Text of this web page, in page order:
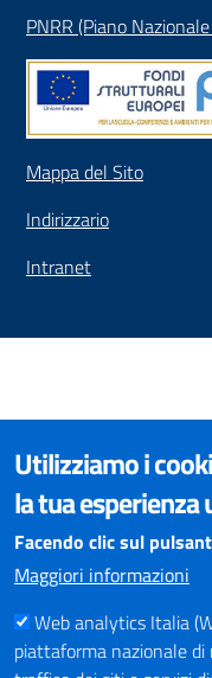
PNRR (Piano
Mappa del Sito
Indirizzario
Intranet
Utilizziamo i
la tua esperienza
Facendo clic sul
Maggiori informazioni
Web analytics Italia
piattaforma nazionale